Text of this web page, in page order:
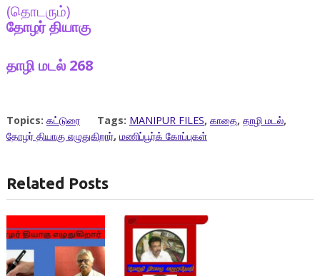
(தொடரும்)
தோழர் தியாகு
தாழி மடல் 268
Topics: கட்டுரை Tags: MANIPUR FILES, காதை, தாழி மடல்,
தோழர் தியாகு எழுதுகிறார், மணிப்பூர்க் கோப்புகள்
Related Posts